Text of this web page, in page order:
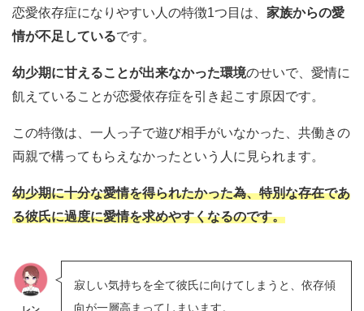
恋愛依存症になりやすい人の特徴1つ目は、 家族からの愛
情が不足しているです。
幼少期に甘えることが出来なかった環境のせいで、愛情に
飢えていることが恋愛依存症を引き起こす原因です。
この特徴は、一人っ子で遊び相手がいなかった、共働きの
両親で構ってもらえなかったという人に見られます。
幼少期に十分な愛情を得られたかった為、特別な存在であ
る彼氏に過度に愛情を求めやすくなるのです。
寂しい気持ちを全て彼氏に向けてしまうと、依存傾
向が一層高まってしまいます。